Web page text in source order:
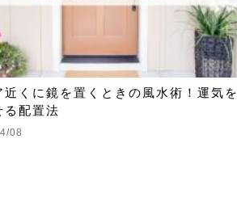
近くに鏡を置くときの風水術！運気を
る配置法
08